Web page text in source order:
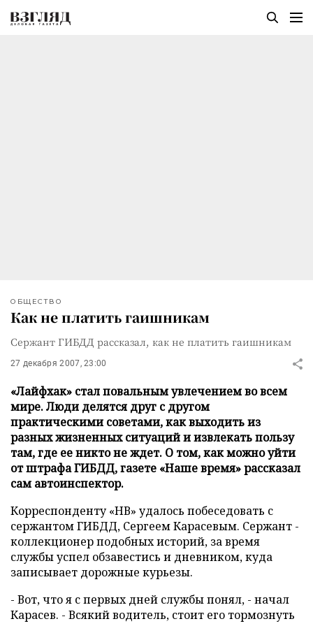
ОБЩЕСТВО
Как не платить гаишникам
Сержант ГИБДД рассказал, как не платить гаишникам
27 декабря 2007, 23:00
«Лайфхак» стал повальным увлечением во всем
мире. Люди делятся друг с другом
практическими советами, как выходить из
разных жизненных ситуаций и извлекать пользу
там, где ее никто не ждет. О том, как можно уйти
от штрафа ГИБДД, газете «Наше время» рассказал
сам автоинспектор.
Корреспонденту «НВ» удалось побеседовать с
сержантом ГИБДД, Сергеем Карасевым. Сержант -
коллекционер подобных историй, за время
службы успел обзавестись и дневником, куда
записывает дорожные курьезы.
- Вот, что я с первых дней службы понял, - начал
Карасев. - Всякий водитель, стоит его тормознуть